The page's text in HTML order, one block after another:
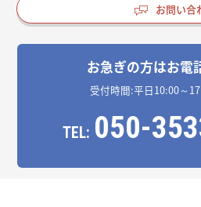
お問い合
お急ぎの方はお電
受付時間:平日10:00～
TEL: 050-